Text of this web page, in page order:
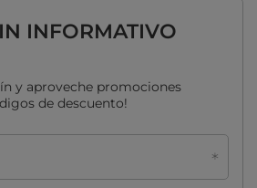
INFORMATIVO
y aproveche promociones
de descuento!